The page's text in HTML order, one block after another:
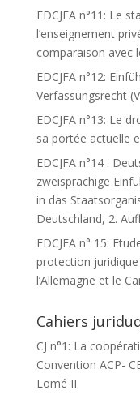
EDCJFA n°11: Le
l’enseignement
comparaison avec
EDCJFA n°12:
Verfassungsrecht
EDCJFA n°13: Le
sa portée actuelle
EDCJFA n°14 :
zweisprachige
in das
Deutschland, 2.
EDCJFA n° 15:
protection
l’Allemagne et le
Cahiers
CJ n°1: La
Convention ACP-
Lomé II